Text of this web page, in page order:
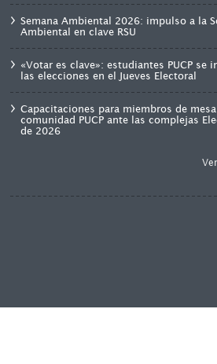
Semana Ambiental 2026: impulso a la
Ambiental en clave RSU
«Votar es clave»: estudiantes PUCP se
las elecciones en el Jueves Electoral
Capacitaciones para miembros de
comunidad PUCP ante las complejas
de 2026